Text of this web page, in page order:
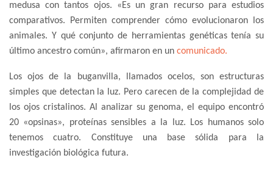
medusa con tantos ojos. «Es un gran recurso para estudios
comparativos. Permiten comprender cómo evolucionaron los
animales. Y qué conjunto de herramientas genéticas tenía su
último ancestro común», afirmaron en un comunicado.
Los ojos de la buganvilla, llamados ocelos, son estructuras
simples que detectan la luz. Pero carecen de la complejidad de
los ojos cristalinos. Al analizar su genoma, el equipo encontró
20 «opsinas», proteínas sensibles a la luz. Los humanos solo
tenemos cuatro. Constituye una base sólida para la
investigación biológica futura.